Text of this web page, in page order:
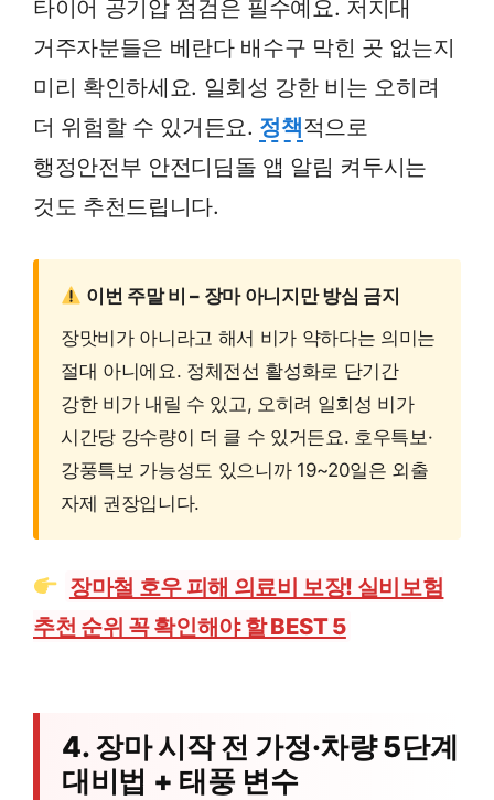
타이어 공기압 점검은 필수예요. 저지대
거주자분들은 베란다 배수구 막힌 곳 없는지
미리 확인하세요. 일회성 강한 비는 오히려
더 위험할 수 있거든요. 정책적으로
행정안전부 안전디딤돌 앱 알림 켜두시는
것도 추천드립니다.
이번 주말 비 – 장마 아니지만 방심 금지
장맛비가 아니라고 해서 비가 약하다는 의미는
절대 아니에요. 정체전선 활성화로 단기간
강한 비가 내릴 수 있고, 오히려 일회성 비가
시간당 강수량이 더 클 수 있거든요. 호우특보·
강풍특보 가능성도 있으니까 19~20일은 외출
자제 권장입니다.
장마철 호우 피해 의료비 보장! 실비보험
추천 순위 꼭 확인해야 할 BEST 5
4. 장마 시작 전 가정·차량 5단계
대비법 + 태풍 변수